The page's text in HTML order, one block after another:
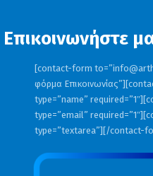
Επικοινωνήστε
[contact-form to=”
φόρμα
type=”name”
type=”email”
type=”textarea”][/contact-